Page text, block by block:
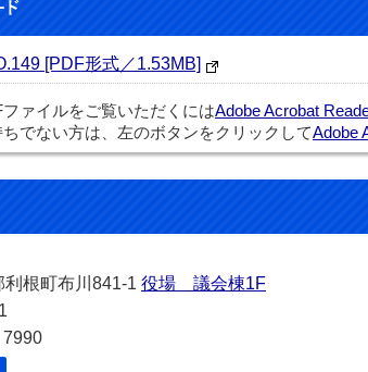
[PDF形式／1.53MB]
ファイルをご覧いただくにはAdobe Acrobat
ちでない方は、左のボタンをクリックしてAdobe
根町布川841-1 役場 議会棟1F
7990